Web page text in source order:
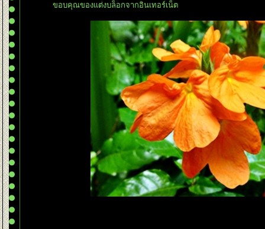
ขอบคุณของแต่งบล็อกจากอินเทอร์เน็ต